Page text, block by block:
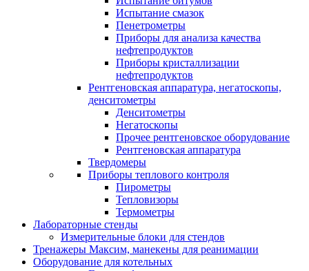
Испытание смазок
Пенетрометры
Приборы для анализа качества
нефтепродуктов
Приборы кристаллизации
нефтепродуктов
Рентгеновская аппаратура, негатоскопы,
денситометры
Денситометры
Негатоскопы
Прочее рентгеновское оборудование
Рентгеновская аппаратура
Твердомеры
Приборы теплового контроля
Пирометры
Тепловизоры
Термометры
Лабораторные стенды
Измерительные блоки для стендов
Тренажеры Максим, манекены для реанимации
Оборудование для котельных